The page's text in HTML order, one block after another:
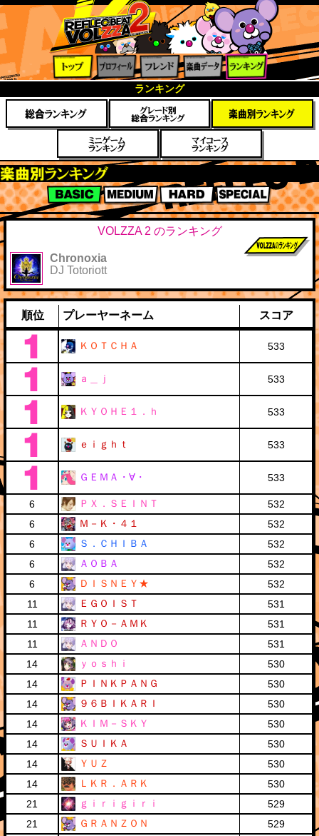
ィール
フレン
ド
楽曲デ
ータ
ング
ランキング
楽曲別スコアランキング
BASIC MEDIUM HARD SPECIAL
VOLZZA 2 のランキング
Chronoxia
DJ Totoriott
順位 プレーヤーネーム スコア
ＫＯＴＣＨＡ 533
ａ＿ｊ 533
ＫＹＯＨＥ１．ｈ 533
ｅｉｇｈｔ 533
ＧＥＭＡ・∀・ 533
6 ＰＸ．ＳＥＩＮＴ
532
6
Ｍ－Ｋ・４１
532
6
Ｓ．ＣＨＩＢＡ
532
6
ＡＯＢＡ
532
6
ＤＩＳＮＥＹ★
532
11
ＥＧＯＩＳＴ
531
11
ＲＹＯ－ＡＭＫ
531
11
ＡＮＤＯ
531
14
ｙｏｓｈｉ
530
14
ＰＩＮＫＰＡＮＧ
530
14
９６ＢＩＫＡＲＩ
530
14
ＫＩＭ－ＳＫＹ
530
14
ＳＵＩＫＡ
530
14
ＹＵＺ
530
14
ＬＫＲ．ＡＲＫ
530
21
ｇｉｒｉｇｉｒｉ
529
21
ＧＲＡＮＺＯＮ
529